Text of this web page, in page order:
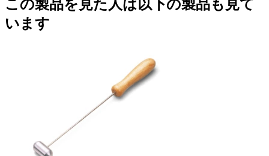
この製品を見た人は以下の製品も見て
います